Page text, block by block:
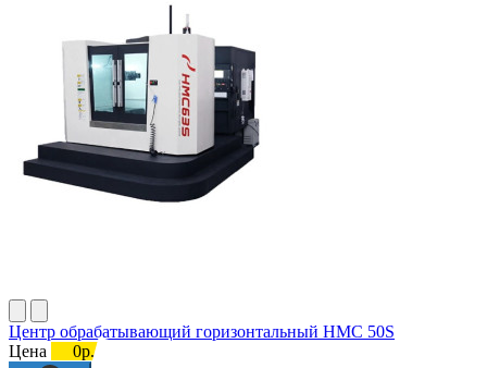
Центр обрабатывающий горизонтальный HMC 50S
Цена
0р.